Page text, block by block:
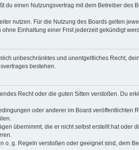
du einen Nutzungsvertrag mit dem Betreiber
nutzen. Für die Nutzung des Boards gelten
Einhaltung einer Frist jederzeit gekündigt
unbeschränktes und unentgeltliches Recht,
bestehen.
Recht oder die guten Sitten verstoßen. Du
oder anderer im Board veröffentlichten
übernimmt, die er nicht selbst erstellt hat oder
g. Regeln verstoßen oder geeignet sind, dem